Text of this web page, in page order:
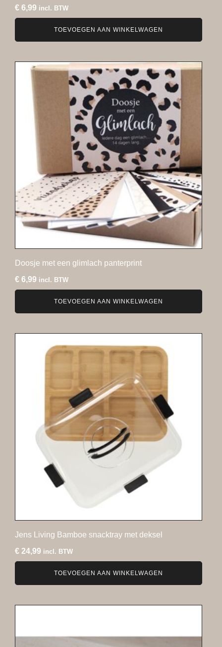
€ 6,99 incl. BTW
TOEVOEGEN AAN WINKELWAGEN
Doosje met een glimlach panterprint
€ 6,99 incl. BTW
TOEVOEGEN AAN WINKELWAGEN
Jens Living Bamboe snacktray met deksel
€ 24,99 incl. BTW
TOEVOEGEN AAN WINKELWAGEN